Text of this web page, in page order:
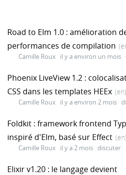
Road to Elm 1.0 : amélioration
performances de compilation
Camille Roux il y a environ un mois
Phoenix LiveView 1.2 :
CSS dans les templates HEEx (en)
Camille Roux il y a environ 2 mois
Foldkit : framework frontend
inspiré d'Elm, basé sur Effect
Camille Roux il y a 2 mois discuter
Elixir v1.20 : le langage devient